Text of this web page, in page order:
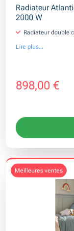
Radiateur
2000 W
Radiateur double
Lire plus...
898,00 €
meilleures ventes